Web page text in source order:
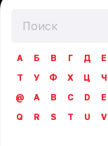
А Б В Г Д Е
Т
У Ф Х Ц Ч
@
A B C D E
Q
R S T U V